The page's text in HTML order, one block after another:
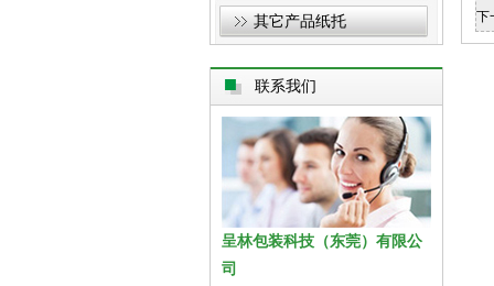
其它产品纸托
联系我们
呈林包装科技（东莞）有限公
司
下